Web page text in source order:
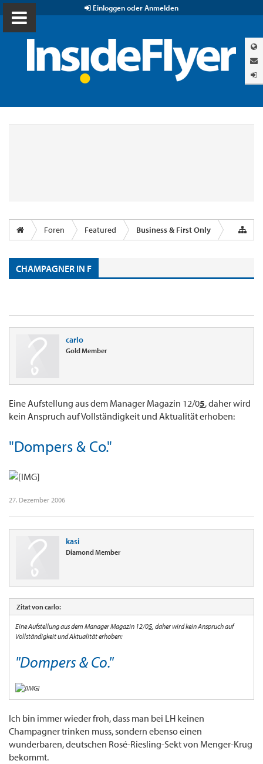
Einloggen oder Anmelden
Foren Featured Business & First Only
CHAMPAGNER IN F
carlo
Gold Member
Eine Aufstellung aus dem Manager Magazin 12/05, daher wird
kein Anspruch auf Vollständigkeit und Aktualität erhoben:
"Dompers & Co."
27. Dezember 2006
kasi
Diamond Member
Zitat von carlo:
Eine Aufstellung aus dem Manager Magazin 12/05, daher wird kein Anspruch auf
Vollständigkeit und Aktualität erhoben:
"Dompers & Co."
Ich bin immer wieder froh, dass man bei LH keinen
Champagner trinken muss, sondern ebenso einen
wunderbaren, deutschen Rosé-Riesling-Sekt von Menger-Krug
bekommt.